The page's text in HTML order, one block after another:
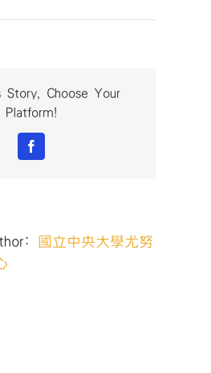
中
Story, Choose Your
Platform!
Facebook
國立中央大學尤努